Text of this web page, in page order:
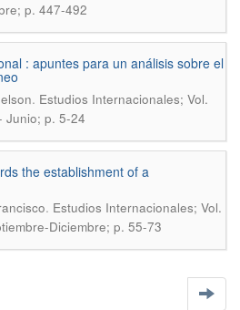
p. 447-492
: apuntes para un análisis sobre el
. Estudios Internacionales; Vol.
Junio; p. 5-24
the establishment of a
. Estudios Internacionales; Vol.
Diciembre; p. 55-73